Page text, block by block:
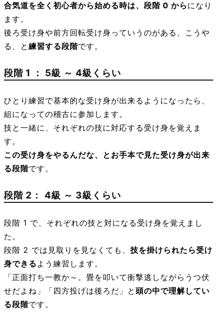
合気道を全く初心者から始める時は、段階 0 から になり
ます。
後ろ受け身や前方回転受け身っていうのがある、こうや
る、と 練習する段階です。
段階 1 ： 5級 ～ 4級くらい
ひとり練習で基本的な受け身が出来るようになったら、
組になっての稽古に参加します。
技と一緒に、それぞれの技に対応する受け身を覚えま
す。
この受け身をやるんだな、とお手本で見た受け身が出来
る段階です。
段階 2： 4級 ～ 3級くらい
段階 1 で、それぞれの技と対になる受け身を覚えまし
た。
段階 2 では見取りを見なくても、 技を掛けられたら受け
身できる よう練習します。
「正面打ち一教か～。畳を叩いて衝撃逃しながらうつ伏
せだよね」「四方投げは後ろだ」と 頭の中で理解してい
る段階です。